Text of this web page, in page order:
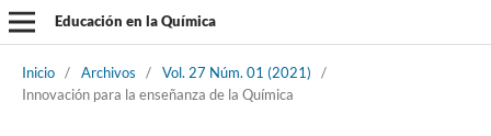
Educación en la Química
Inicio / Archivos / Vol. 27 Núm. 01 (2021)
/
Innovación para la enseñanza de la Química